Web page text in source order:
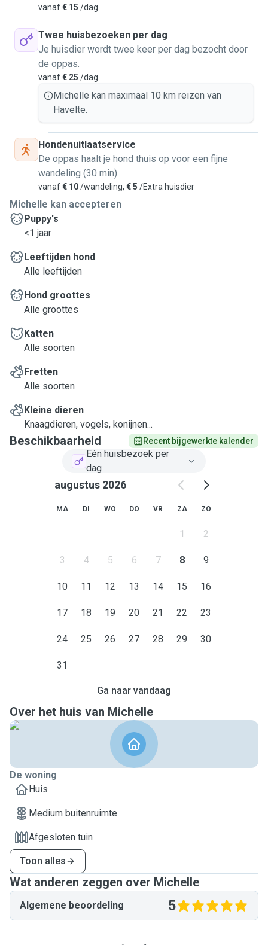
vanaf€ 15 /dag
Twee huisbezoeken per dag
Je huisdier wordt twee keer per dag bezocht door
de oppas.
vanaf€ 25 /dag
Michelle kan maximaal 10 km reizen van
Havelte.
Hondenuitlaatservice
De oppas haalt je hond thuis op voor een fijne
wandeling (30 min)
vanaf€ 10/wandeling, € 5 /Extra huisdier
Michelle kan accepteren
Puppy's
<1 jaar
Leeftijden hond
Alle leeftijden
Hond groottes
Alle groottes
Katten
Alle soorten
Fretten
Alle soorten
Kleine dieren
Knaagdieren, vogels, konijnen...
Beschikbaarheid Recent bijgewerkte kalender
Eén huisbezoek per
dag
augustus 2026
MA DI WO DO VR ZA ZO
1 2
3 4 5 6 7 8 9
10 11 12 13 14 15 16
17 18 19 20 21 22 23
24 25 26 27 28 29 30
31
Ga naar vandaag
Over het huis van Michelle
De woning
Huis
Medium buitenruimte
Afgesloten tuin
Toon alles
Wat anderen zeggen over Michelle
Algemene beoordeling 5